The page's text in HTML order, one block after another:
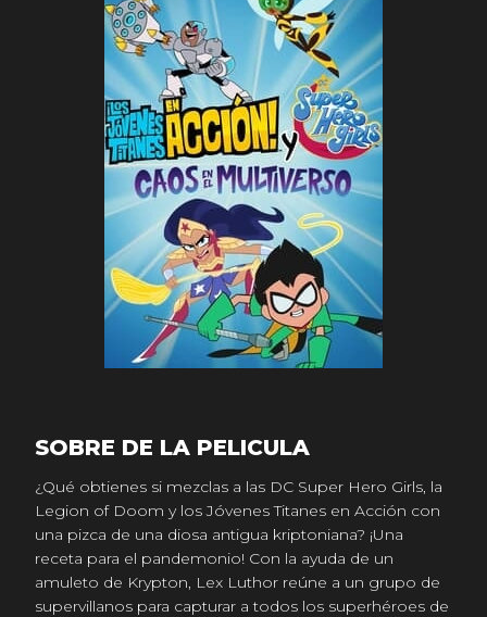
SOBRE DE LA PELICULA
¿Qué obtienes si mezclas a las DC Super Hero Girls, la
Legion of Doom y los Jóvenes Titanes en Acción con
una pizca de una diosa antigua kriptoniana? ¡Una
receta para el pandemonio! Con la ayuda de un
amuleto de Krypton, Lex Luthor reúne a un grupo de
supervillanos para capturar a todos los superhéroes de